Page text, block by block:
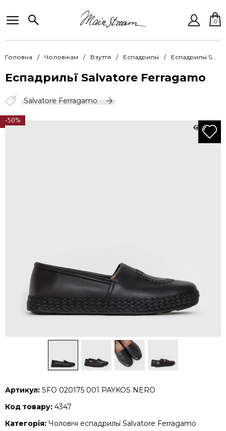
0
Головна Чоловікам Взуття Еспадрильї Еспадрильї Salvatore Ferragamo SFO 020175 001 PAYKOS NERO
Артикул: SFO 020175 001 PAYKOS NERO
Код товару: 4347
Категорія: Чоловічі еспадрильї Salvatore Ferragamo
Еспадрильї Salvatore Ferragamo
Salvatore Ferragamo
-50%
3494